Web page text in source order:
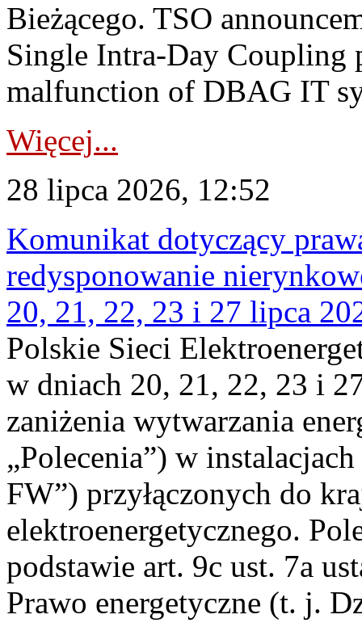
Bieżącego. TSO
Single Intra-Day Coupling
malfunction of DBAG IT
Więcej...
28 lipca 2026, 12:52
Komunikat dotyczący
redysponowanie
20, 21, 22, 23 i 27 lipca
Polskie Sieci
w dniach 20, 21, 22, 23 i
zaniżenia wytwarzania
„Polecenia”) w
FW”) przyłączonych do
elektroenergetycznego.
podstawie art. 9c ust. 7a
Prawo energetyczne (t. j.